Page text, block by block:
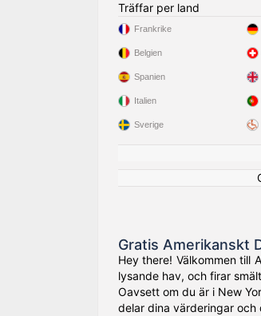
Träffar per land
Frankrike
Belgien
Spanien
Italien
Sverige
Gratis Amerikanskt
Hey there! Välkommen till
lysande hav, och firar
Oavsett om du är i New
delar dina värderingar och